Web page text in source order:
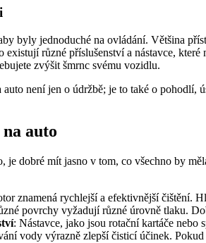
byly jednoduché na ovládání. Většina
různé příslušenství a nástavce,
zvýšit šmrnc svému vozidlu.
není jen o údržbě; je to také o pohodlí,
auto
je dobré mít jasno v tom, co všechno by
znamená rychlejší a efektivnější čištění.
povrchy vyžadují různé úrovně tlaku.
: Nástavce, jako jsou rotační kartáče nebo
vody výrazně zlepší čisticí účinek.